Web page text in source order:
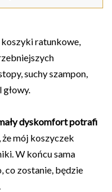
ratunkowe,
suchy szampon,
dyskomfort potrafi
mój koszyczek
W końcu sama
co zostanie, będzie